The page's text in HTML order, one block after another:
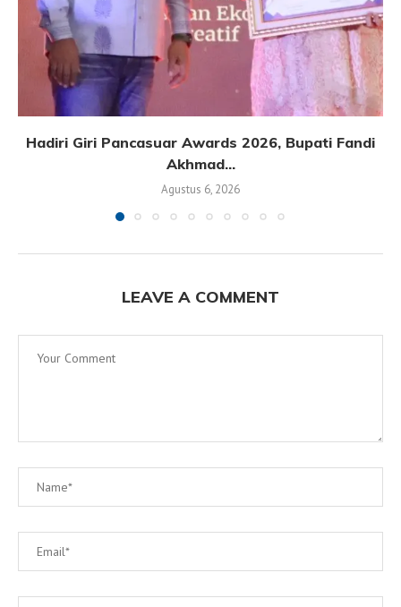
Hadiri Giri Pancasuar Awards 2026, Bupati Fandi
Akhmad...
Agustus 6, 2026
LEAVE A COMMENT